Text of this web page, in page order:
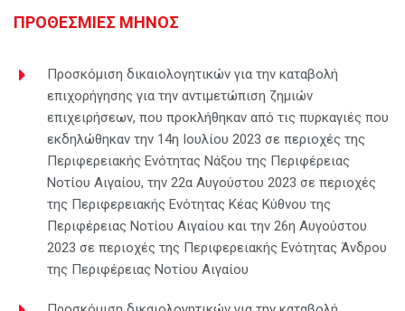
ΠΡΟΘΕΣΜΙΕΣ ΜΗΝΟΣ
Προσκόμιση δικαιολογητικών για την καταβολή
επιχορήγησης για την αντιμετώπιση ζημιών
επιχειρήσεων, που προκλήθηκαν από τις πυρκαγιές που
εκδηλώθηκαν την 14η Ιουλίου 2023 σε περιοχές της
Περιφερειακής Ενότητας Νάξου της Περιφέρειας
Νοτίου Αιγαίου, την 22α Αυγούστου 2023 σε περιοχές
της Περιφερειακής Ενότητας Κέας Κύθνου της
Περιφέρειας Νοτίου Αιγαίου και την 26η Αυγούστου
2023 σε περιοχές της Περιφερειακής Ενότητας Άνδρου
της Περιφέρειας Νοτίου Αιγαίου